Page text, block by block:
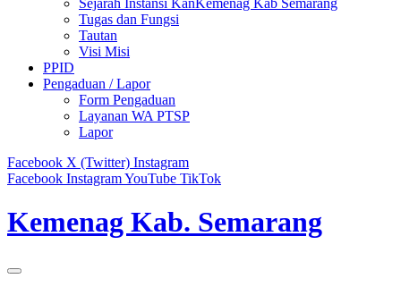
Sejarah Instansi KanKemenag Kab Semarang
Tugas dan Fungsi
Tautan
Visi Misi
PPID
Pengaduan / Lapor
Form Pengaduan
Layanan WA PTSP
Lapor
Facebook X (Twitter) Instagram
Facebook InstagramYouTube TikTok
Kemenag Kab. Semarang